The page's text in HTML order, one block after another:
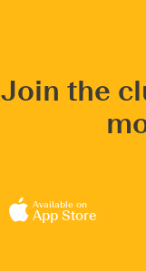
Join the
Available on
App Store